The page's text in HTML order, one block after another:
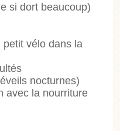
si dort beaucoup)
vélo dans la
nocturnes)
avec la nourriture